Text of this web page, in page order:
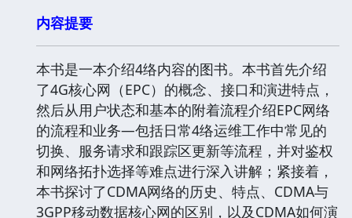
内容提要
本书是一本介绍4络内容的图书。本书首先介绍
了4G核心网（EPC）的概念、接口和演进特点，
然后从用户状态和基本的附着流程介绍EPC网络
的流程和业务―包括日常4络运维工作中常见的
切换、服务请求和跟踪区更新等流程，并对鉴权
和网络拓扑选择等难点进行深入讲解；紧接着，
本书探讨了CDMA网络的历史、特点、CDMA与
3GPP移动数据核心网的区别，以及CDMA如何演